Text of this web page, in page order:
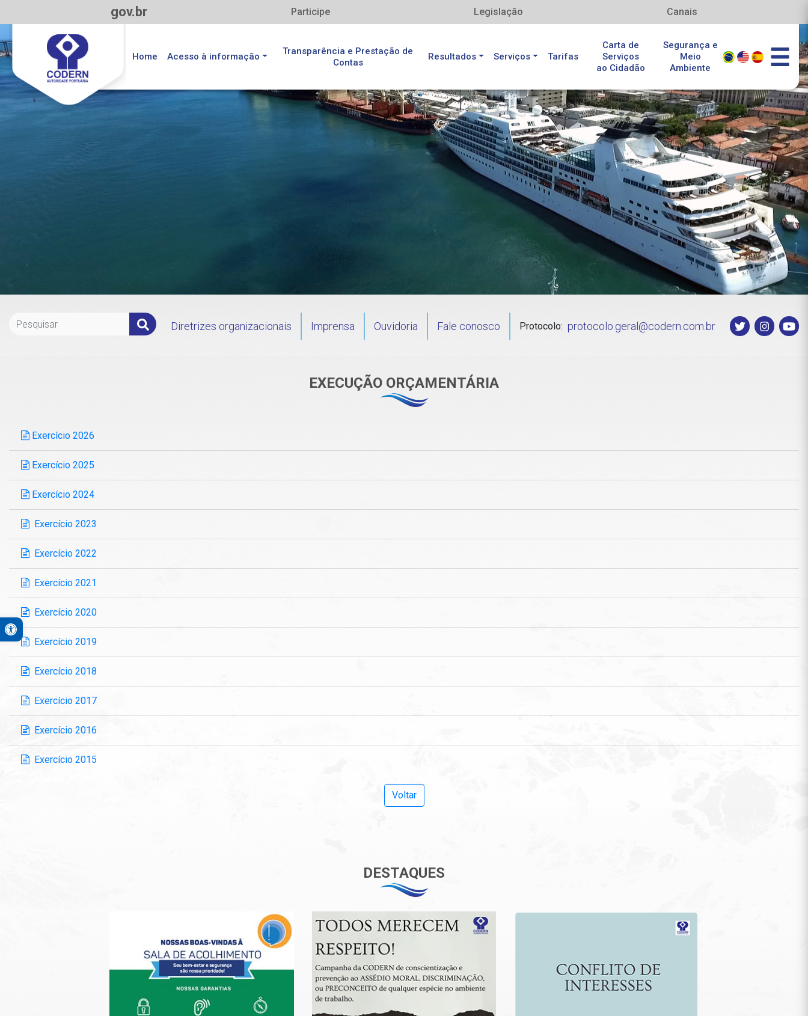
gov.br Participe Legislação Canais
Home Acesso à informação
Transparência e Prestação de
Contas
Resultados Serviços Tarifas
Carta de
Serviços
ao Cidadão
Segurança e
Meio
Ambiente
Diretrizes organizacionais Imprensa Ouvidoria Fale conosco Protocolo: protocolo.geral@codern.com.br
EXECUÇÃO ORÇAMENTÁRIA
Exercício 2026
Exercício 2025
Exercício 2024
Exercício 2023
Exercício 2022
Exercício 2021
Exercício 2020
Exercício 2019
Exercício 2018
Exercício 2017
Exercício 2016
Exercício 2015
Voltar
DESTAQUES
A+
Contraste Alto
Monocromático
PB&A
Reset
Open toolbar